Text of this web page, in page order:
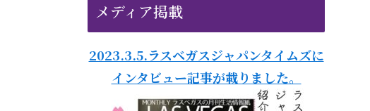
メディア掲載
2023.3.5.ラスベガスジャパンタイムズに
インタビュー記事が載りました。